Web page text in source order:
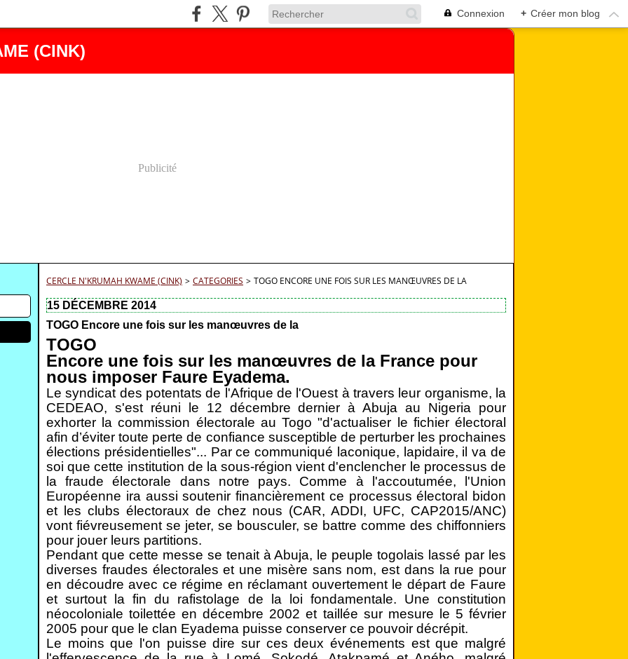
Connexion + Créer mon blog
(CINK)
Publicité
CERCLE N'KRUMAH KWAME (CINK) > CATEGORIES > TOGO ENCORE UNE FOIS SUR LES MANŒUVRES DE LA
15 DÉCEMBRE 2014
TOGO Encore une fois sur les manœuvres de la
TOGO
Encore une fois sur les manœuvres de la France pour
nous imposer Faure Eyadema.
Le syndicat des potentats de l'Afrique de l'Ouest à travers leur organisme, la
CEDEAO, s'est réuni le 12 décembre dernier à Abuja au Nigeria pour
exhorter la commission électorale au Togo "d'actualiser le fichier électoral
afin d’éviter toute perte de confiance susceptible de perturber les prochaines
élections présidentielles"... Par ce communiqué laconique, lapidaire, il va de
soi que cette institution de la sous-région vient d'enclencher le processus de
la fraude électorale dans notre pays. Comme à l'accoutumée, l'Union
Européenne ira aussi soutenir financièrement ce processus électoral bidon
et les clubs électoraux de chez nous (CAR, ADDI, UFC, CAP2015/ANC)
vont fiévreusement se jeter, se bousculer, se battre comme des chiffonniers
pour jouer leurs partitions.
Pendant que cette messe se tenait à Abuja, le peuple togolais lassé par les
diverses fraudes électorales et une misère sans nom, est dans la rue pour
en découdre avec ce régime en réclamant ouvertement le départ de Faure
et surtout la fin du rafistolage de la loi fondamentale. Une constitution
néocoloniale toilettée en décembre 2002 et taillée sur mesure le 5 février
2005 pour que le clan Eyadema puisse conserver ce pouvoir décrépit.
Le moins que l'on puisse dire sur ces deux événements est que malgré